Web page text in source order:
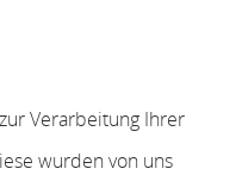
Verarbeitung Ihrer
wurden von uns